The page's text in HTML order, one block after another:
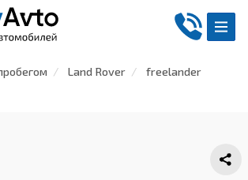
Land Rover
freelander